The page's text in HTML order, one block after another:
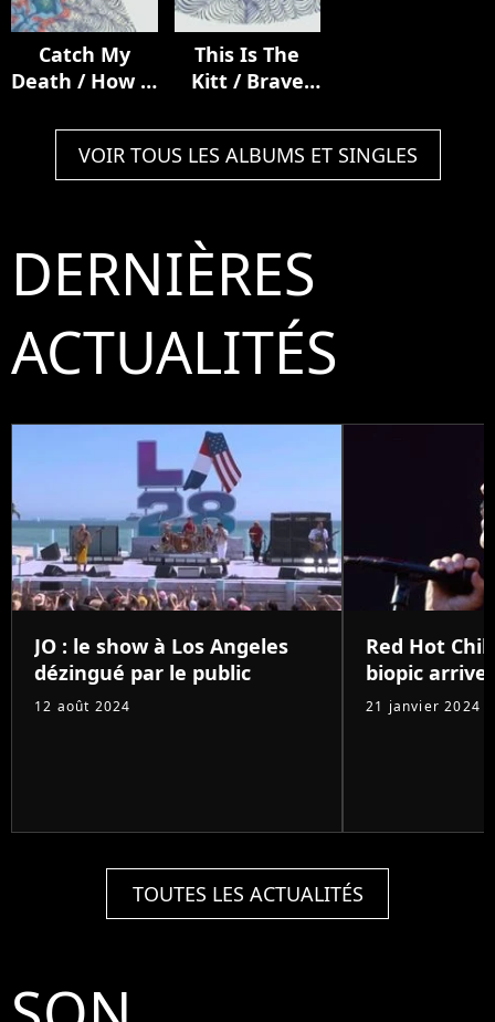
Catch My
Death / How It
This Is The
Kitt / Brave
VOIR TOUS LES ALBUMS ET SINGLES
DERNIÈRES
ACTUALITÉS
JO : le show à Los Angeles
dézingué par le public
12 août 2024
Red Hot
biopic arrive
21 janvier 2024
TOUTES LES ACTUALITÉS